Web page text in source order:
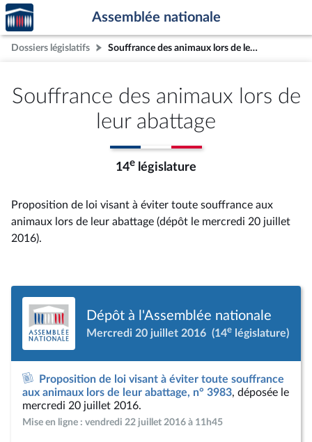
Aller au contenu
Aller en bas de la page
Accèder
à la
page
d'accueil
Assemblée nationale
Dossiers législatifs Souffrance des animaux lors de leur abattage
Souffrance des animaux lors de
leur abattage
14e législature
Proposition de loi visant à éviter toute souffrance aux
animaux lors de leur abattage (dépôt le mercredi 20 juillet
2016).
Dépôt à l'Assemblée nationale
Mercredi 20 juillet 2016 (14e législature)
Proposition de loi visant à éviter toute souffrance
aux animaux lors de leur abattage, n° 3983, déposée le
mercredi 20 juillet 2016.
Mise en ligne : vendredi 22 juillet 2016 à 11h45